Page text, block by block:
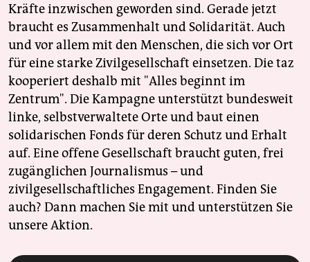
Kräfte inzwischen geworden sind. Gerade jetzt
braucht es Zusammenhalt und Solidarität. Auch
und vor allem mit den Menschen, die sich vor Ort
für eine starke Zivilgesellschaft einsetzen. Die taz
kooperiert deshalb mit "Alles beginnt im
Zentrum". Die Kampagne unterstützt bundesweit
linke, selbstverwaltete Orte und baut einen
solidarischen Fonds für deren Schutz und Erhalt
auf. Eine offene Gesellschaft braucht guten, frei
zugänglichen Journalismus – und
zivilgesellschaftliches Engagement. Finden Sie
auch? Dann machen Sie mit und unterstützen Sie
unsere Aktion.